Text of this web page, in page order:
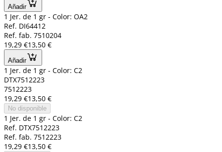
Añadir
1 Jer. de 1 gr - Color: OA2
Ref. DI64412
Ref. fab. 7510204
19,29 €13,50 €
Añadir
1 Jer. de 1 gr - Color: C2
DTX7512223
7512223
19,29 €13,50 €
No disponible
1 Jer. de 1 gr - Color: C2
Ref. DTX7512223
Ref. fab. 7512223
19,29 €13,50 €